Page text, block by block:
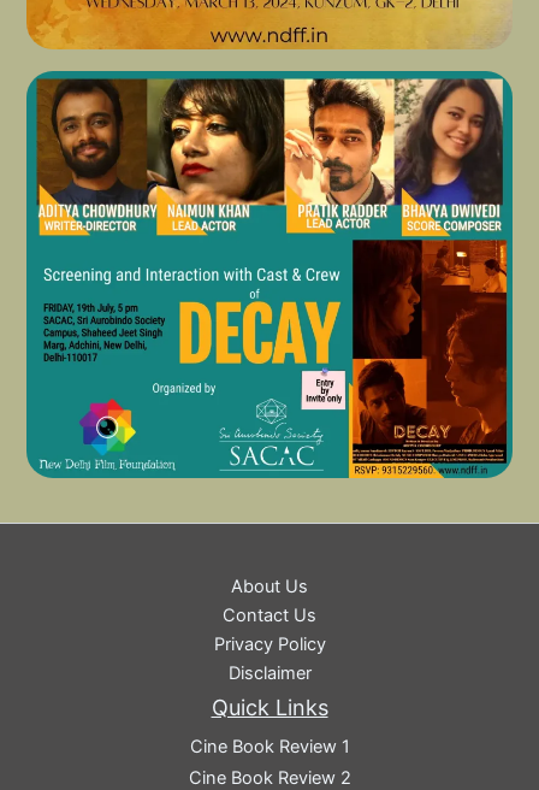
About Us
Contact Us
Privacy Policy
Disclaimer
Quick Links
Cine Book Review 1
Cine Book Review 2